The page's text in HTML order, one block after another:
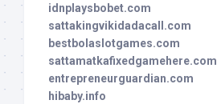
idnplaysbobet.com
sattakingvikidadacall.com
bestbolaslotgames.com
sattamatkafixedgamehere.com
entrepreneurguardian.com
hibaby.info